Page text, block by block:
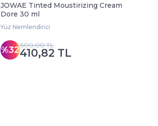
JOWAE Tinted Moustirizing Cream
Dore 30 ml
Yüz Nemlendirici
%32410,82 TL
600,00 TL